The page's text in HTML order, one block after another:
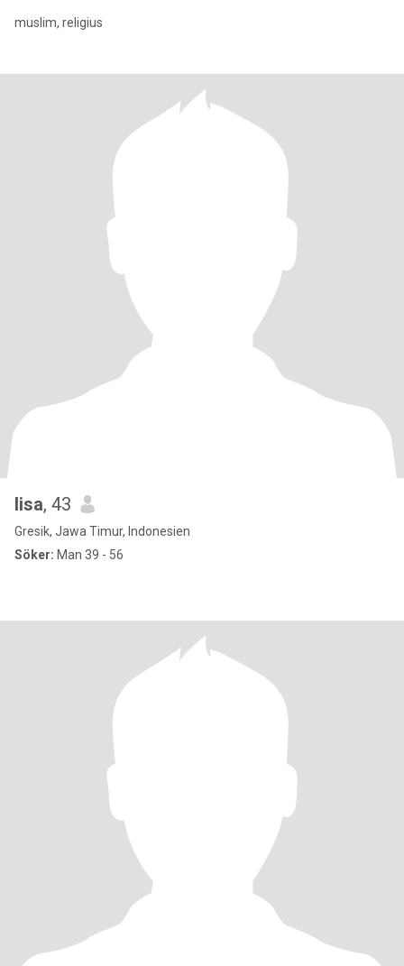
muslim, religius
lisa, 43
Gresik, Jawa Timur, Indonesien
Söker: Man 39 - 56